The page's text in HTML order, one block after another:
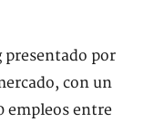
por
con un
empleos entre